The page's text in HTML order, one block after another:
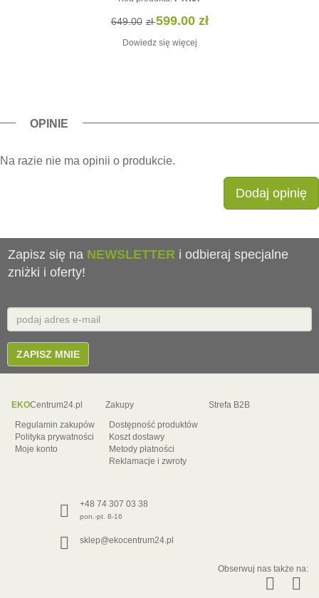
649.00 zł 599.00 zł
Dowiedz się więcej
OPINIE
Na razie nie ma opinii o produkcie.
Dodaj opinię
Zapisz się na NEWSLETTER i odbieraj specjalne
zniżki i oferty!
Email
E-
mail
ZAPISZ MNIE
EKOCentrum24.pl
Regulamin zakupów
Polityka prywatności
Moje konto
Zakupy
Dostępność produktów
Koszt dostawy
Metody płatności
Reklamacje i zwroty
Strefa B2B
+48 74 307 03 38
pon.-pt. 8-16
sklep@ekocentrum24.pl
Obserwuj nas także na: